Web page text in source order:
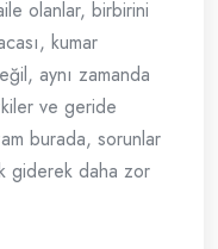
olanlar, birbirini
kumar
aynı zamanda
ve geride
burada, sorunlar
giderek daha zor